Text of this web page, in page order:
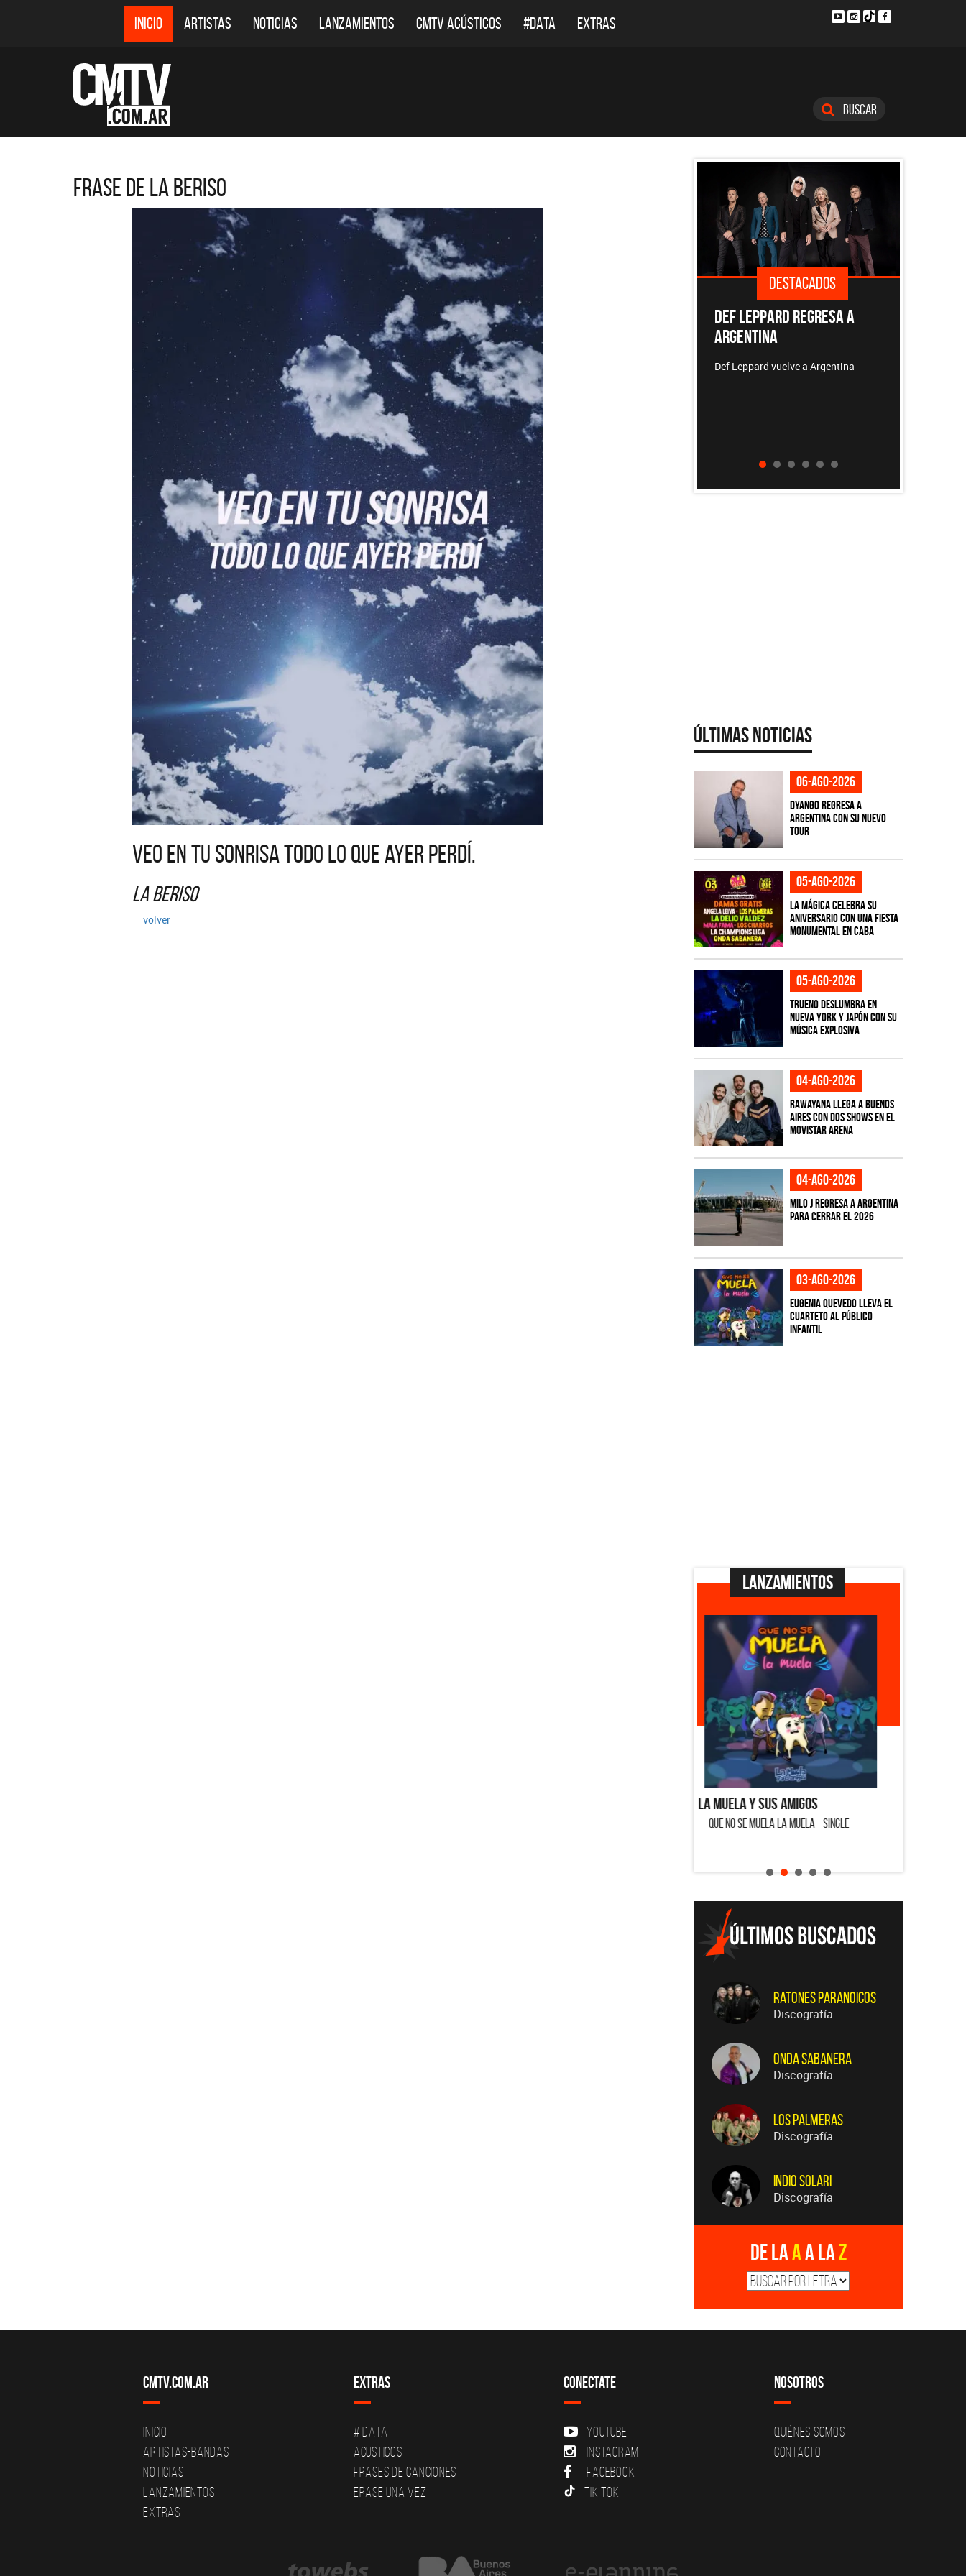
INICIO ARTISTAS NOTICIAS LANZAMIENTOS CMTV ACÚSTICOS #DATA EXTRAS
Buscar
Frase de La Beriso
Veo en tu sonrisa todo lo que ayer perdí.
La Beriso
volver
DESTACADOS
CMTV ACÚSTICOS
La colección completa de los CMTV
Acústicos. Todos los meses se suman
nuevos artistas.
DESTACADOS
EL DOCUMENTAL DE LOS
REDONDOS
Patricio Rey y sus Redonditos de
Últimas Noticias
06-ago-2026
Dyango regresa a
Argentina con su nuevo
tour
05-ago-2026
La Mágica celebra su
aniversario con una fiesta
monumental en CABA
05-ago-2026
TRUENO deslumbra en
Nueva York y Japón con su
música explosiva
04-ago-2026
Rawayana llega a Buenos
Aires con dos shows en el
Movistar Arena
04-ago-2026
Milo J regresa a Argentina
para cerrar el 2026
03-ago-2026
Eugenia Quevedo lleva el
cuarteto al público
infantil
Lanzamientos
La Muela y Sus Amigos
QUE NO SE MUELA LA MUELA - SINGLE
Ratones Paranoicos
Discografía
Onda Sabanera
Discografía
Los Palmeras
Discografía
Indio Solari
Discografía
De laAa laZ
CMTV.com.ar
Inicio
Artistas-Bandas
Noticias
Lanzamientos
Extras
Extras
# DATA
Acusticos
Frases de canciones
Erase una vez
Conectate
YouTube
Instagram
Facebook
Tik Tok
Nosotros
Quiénes Somos
Contacto